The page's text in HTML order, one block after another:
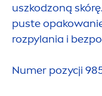
uszkodzoną
puste
rozpylania i
Numer pozycji